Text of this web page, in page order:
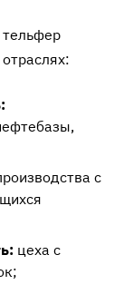
с
цеха с